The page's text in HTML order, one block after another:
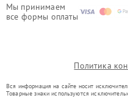
Мы принимаем
все формы оплаты
Политика
Вся информация на сайте носит
Товарные знаки используются